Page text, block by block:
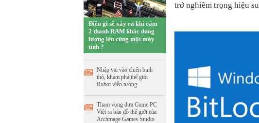
Điều gì sẽ xảy ra khi cắm
2 thanh RAM khác dung
lượng lên cùng một máy
tính ?
Nhập vai vào chiến binh
thỏ, khám phá thế giới
Robot viễn tưởng
Tham vọng đưa Game PC
Việt ra bản đồ thế giới của
Archmage Games Studio
trở nghiêm trọng hiệu